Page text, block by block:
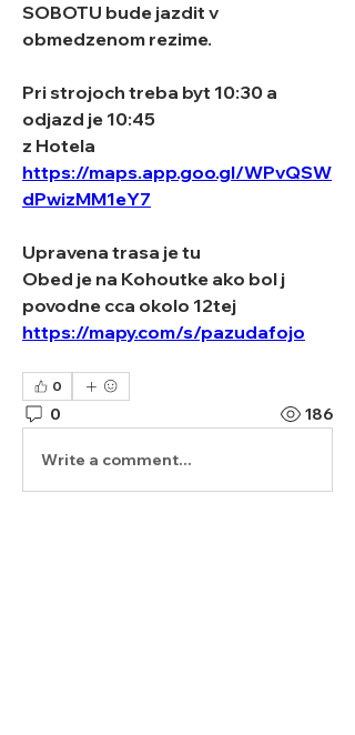
SOBOTU bude jazdit v
obmedzenom rezime.
Pri strojoch treba byt 10:30 a
odjazd je 10:45
https://maps.app.goo.gl/WPvQSW
dPwizMM1eY7
Upravena trasa je tu
Obed je na Kohoutke ako bol j
povodne cca okolo 12tej
https://mapy.com/s/pazudafojo
0
0 186
Write a comment...